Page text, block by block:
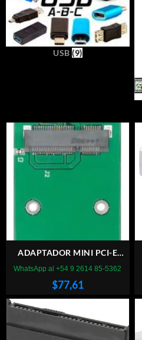
USB(9)
ADAPTADOR MINI PCI-E
MSATA SSD A 1,8 MICRO
SATA M P121
$77,61
WhatsApp al +54 9 2614 85-5362